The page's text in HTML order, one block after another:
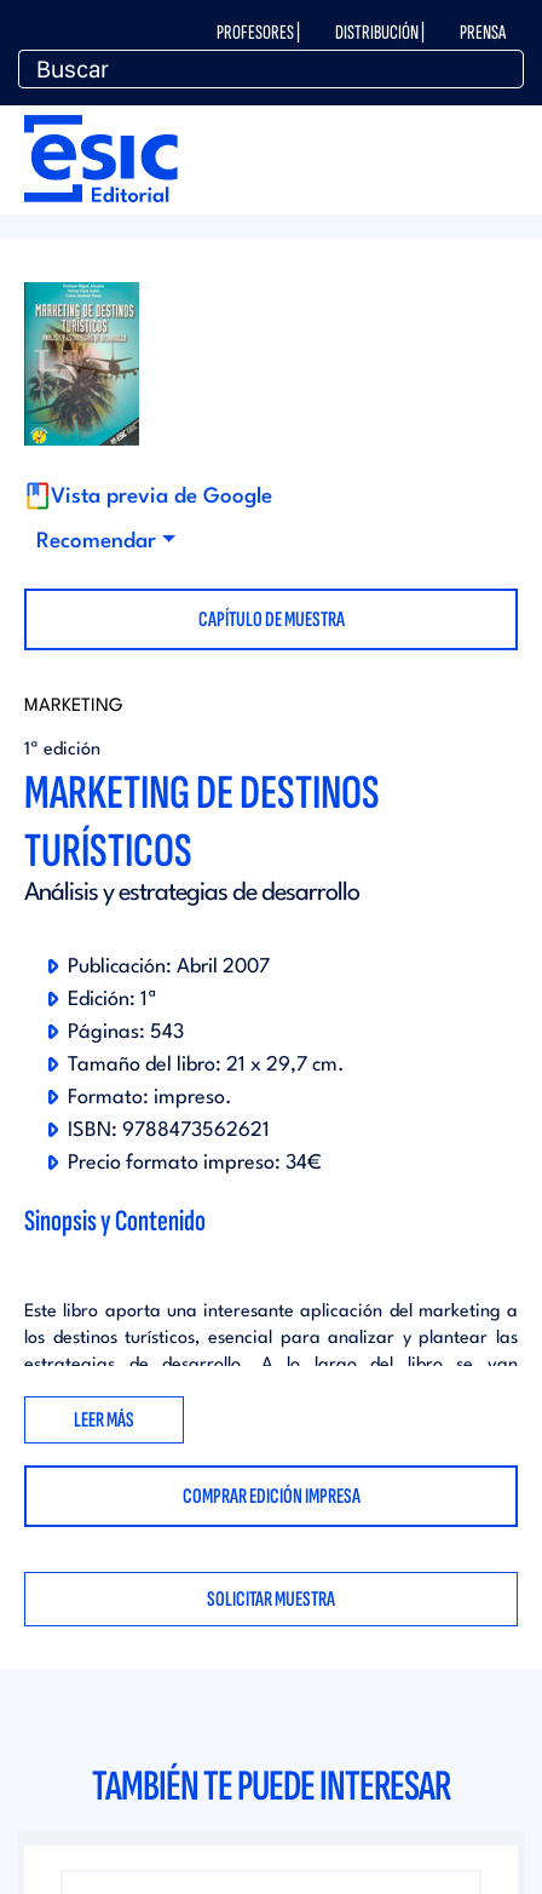
contenido
principal
M
e
n
t
o
p
e
d
i
t
o
r
PROFESORES | DISTRIBUCIÓN | PRENSA
M
e
n
ú
e
d
o
r
a
Vista previa de Google
Recomendar
CAPÍTULO DE MUESTRA
MARKETING
1ª edición
MARKETING DE DESTINOS
TURÍSTICOS
Análisis y estrategias de desarrollo
Publicación: Abril 2007
Edición: 1ª
Páginas: 543
Tamaño del libro: 21 x 29,7 cm.
Formato: impreso.
ISBN: 9788473562621
Precio formato impreso: 34€
Sinopsis y Contenido
Este libro aporta una interesante aplicación del marketing a
los destinos turísticos, esencial para analizar y plantear las
estrategias de desarrollo. A lo largo del libro se van
relacionando los conceptos teóricos con múltiples ejemplos y
casos prácticos, tanto a nivel nacional como internacional, así
como direcciones de Internet, que pueden resultar de gran
utilidad al lector.
LEER MÁS
COMPRAR EDICIÓN IMPRESA
SOLICITAR MUESTRA
TAMBIÉN TE PUEDE INTERESAR